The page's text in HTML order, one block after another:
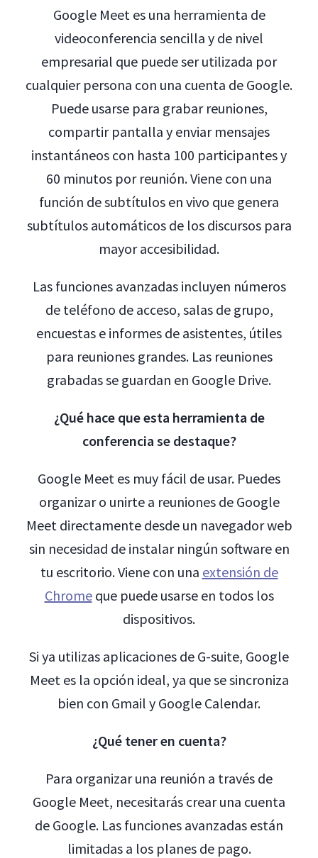
Google Meet es una herramienta de
videoconferencia sencilla y de nivel
empresarial que puede ser utilizada por
cualquier persona con una cuenta de Google.
Puede usarse para grabar reuniones,
compartir pantalla y enviar mensajes
instantáneos con hasta 100 participantes y
60 minutos por reunión. Viene con una
función de subtítulos en vivo que genera
subtítulos automáticos de los discursos para
mayor accesibilidad.
Las funciones avanzadas incluyen números
de teléfono de acceso, salas de grupo,
encuestas e informes de asistentes, útiles
para reuniones grandes. Las reuniones
grabadas se guardan en Google Drive.
¿Qué hace que esta herramienta de
conferencia se destaque?
Google Meet es muy fácil de usar. Puedes
organizar o unirte a reuniones de Google
Meet directamente desde un navegador web
sin necesidad de instalar ningún software en
tu escritorio. Viene con una extensión de
Chromeque puede usarse en todos los
dispositivos.
Si ya utilizas aplicaciones de G-suite, Google
Meet es la opción ideal, ya que se sincroniza
bien con Gmail y Google Calendar.
¿Qué tener en cuenta?
Para organizar una reunión a través de
Google Meet, necesitarás crear una cuenta
de Google. Las funciones avanzadas están
limitadas a los planes de pago.